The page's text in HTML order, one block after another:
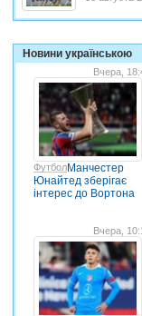
Новини українською
Вчера,
ФутболМанчестер
Юнайтед зберігає
інтерес до Вортона
Вчера,